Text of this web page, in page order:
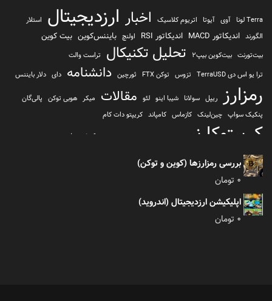
Terra لونا آوی آیوتا اتریوم کلاسیک اخبار ارزدیجیتال
استلار
الگورند اندیکاتور MACD اندیکاتور RSI اولنچ بایننس‌کوین بیت کوین
بیت‌تورنت بیت‌کوین بیپ2 تحلیل تکنیکال
تراست والت
ترا یو اس دی TerraUSD
تزوس توکن FTX ثورچین دانشنامه دای دلار بایننس
رمزارز ریپل سولانا شیبا اینو لئو مقالات میکر هوبی توکن پالی‌گان
پنکیک سواپ چین‌لینک کازماس کامپاند کریپتو دات کام
کریپتوکارنسی کیف پول
کیف پول تراست والت
بررسی رمزارزها (کوین و توکن)
0 تومان
اپلیکیشن ارزدیجیتال (اندروید)
0 تومان